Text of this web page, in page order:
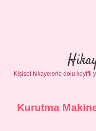
Kişisel hikayelerle dolu keyifli
Kurutma